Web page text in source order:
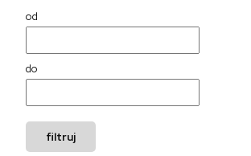
od
do
filtruj